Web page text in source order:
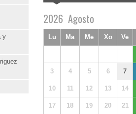
y
2026 Agosto
Lu Ma Me Xo Ve
3 4 5 6 7
10 11 12 13 14
17 18 19 20 21